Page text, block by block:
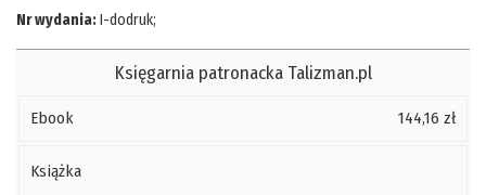
Nr wydania:I-dodruk;
Księgarnia patronacka Talizman.pl
Ebook 144,16 zł
Książka